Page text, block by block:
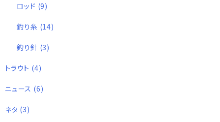
ロッド (9)
釣り糸 (14)
釣り針 (3)
トラウト (4)
ニュース (6)
ネタ (3)